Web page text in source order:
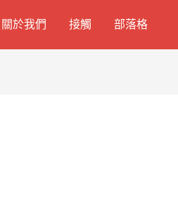
關於我們 接觸 部落格